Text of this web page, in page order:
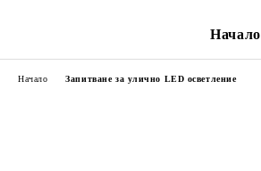
Начало
Начало Запитване за улично LED осветление